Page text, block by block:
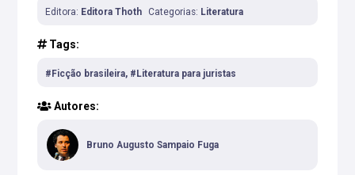
Editora: Editora Thoth Categorias: Literatura
Tags:
#Ficção brasileira, #Literatura para juristas
Autores:
Bruno Augusto Sampaio Fuga